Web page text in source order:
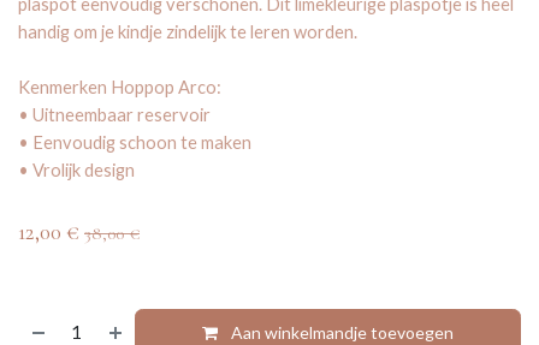
handig om je kindje zindelijk te leren worden.
Kenmerken Hoppop Arco:
• Uitneembaar reservoir
• Eenvoudig schoon te maken
• Vrolijk design
12,00 € 38,00€
Aan winkelmandje toevoegen